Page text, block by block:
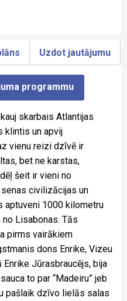
Uzdot jautājumu
programmu
skarbais Atlantijas
klintis un apvij
vienu reizi dzīvē ir
bet ne karstas,
šeit ir vieni no
civilizācijas un
aptuveni 1000 kilometru
Lisabonas. Tās
pirms vairākiem
dons Enrike, Vizeu
Jūrasbraucējs, bija
to par “Madeiru” jeb
pašlaik dzīvo lielās salas